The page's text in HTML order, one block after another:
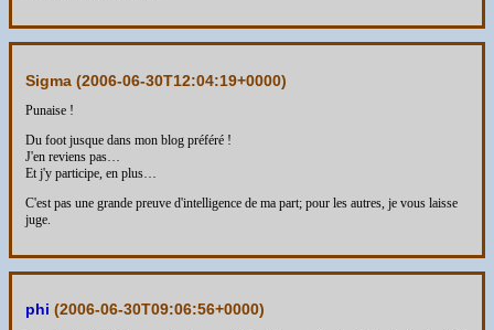
Sigma (2006-06-30T12:04:19+0000)
Punaise !
Du foot jusque dans mon blog préféré !
J'en reviens pas…
Et j'y participe, en plus…
C'est pas une grande preuve d'intelligence de ma part; pour les autres, je vous laisse
juge.
phi (2006-06-30T09:06:56+0000)